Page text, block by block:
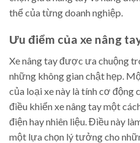
thể của từng doanh nghiệp.
Ưu điểm của xe nâng
Xe nâng tay được ưa chuộng
những không gian chật hẹp.
của loại xe này là tính cơ
điều khiển xe nâng tay một
điện hay nhiên liệu. Điều này
một lựa chọn lý tưởng cho